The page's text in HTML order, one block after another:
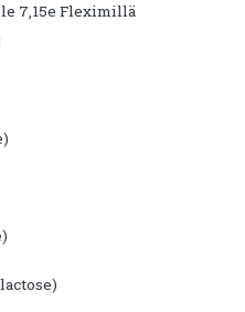
7,15e Fleximillä